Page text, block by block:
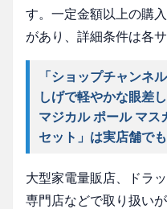
す。一定金額以上の購
があり、詳細条件は各
「ショップチャンネ
しげで軽やかな眼差
マジカル ポール マス
セット」は実店舗で
大型家電量販店、ドラ
専門店などで取り扱い